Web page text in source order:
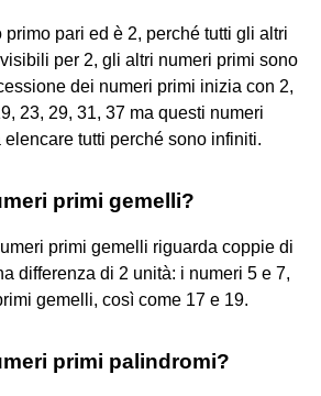
pari ed è 2, perché tutti gli altri
per 2, gli altri numeri primi sono
dei numeri primi inizia con 2,
23, 29, 31, 37 ma questi numeri
tutti perché sono infiniti.
primi gemelli?
primi gemelli riguarda coppie di
differenza di 2 unità: i numeri 5 e 7,
gemelli, così come 17 e 19.
primi palindromi?